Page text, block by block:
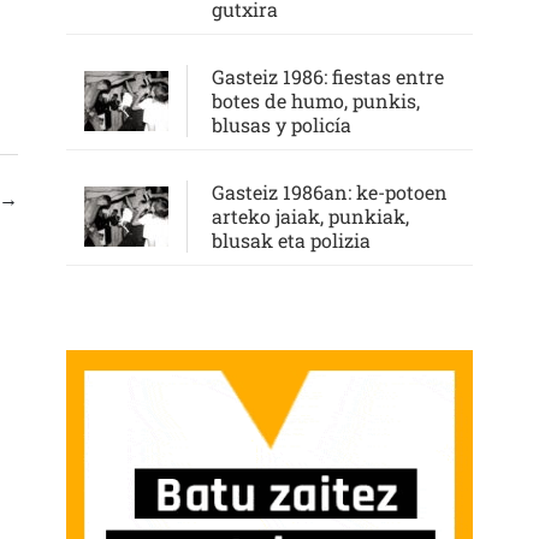
→
gutxira
Gasteiz 1986: fiestas entre
botes de humo, punkis,
blusas y policía
Gasteiz 1986an: ke-potoen
arteko jaiak, punkiak,
blusak eta polizia